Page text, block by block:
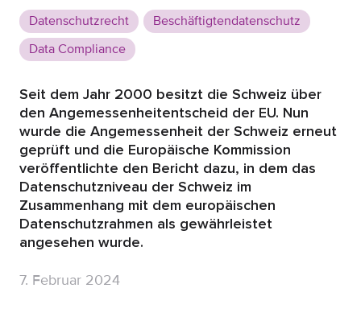
Datenschutzrecht
Beschäftigtendatenschutz
Data Compliance
Seit dem Jahr 2000 besitzt die Schweiz über
den Angemessenheitentscheid der EU. Nun
wurde die Angemessenheit der Schweiz erneut
geprüft und die Europäische Kommission
veröffentlichte den Bericht dazu, in dem das
Datenschutzniveau der Schweiz im
Zusammenhang mit dem europäischen
Datenschutzrahmen als gewährleistet
angesehen wurde.
7. Februar 2024